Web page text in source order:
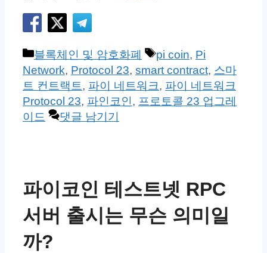
카
테
고
리
블록체인 및 암호화폐
태
그
pi coin, Pi
Network, Protocol 23, smart contract, 스마
트 컨트랙트, 파이 네트워크, 파이 네트워크
Protocol 23, 파인코인, 프로토콜 23 업그레
이드
댓글 남기기
파이코인 테스트넷 RPC
서버 출시는 무슨 의미일
까?